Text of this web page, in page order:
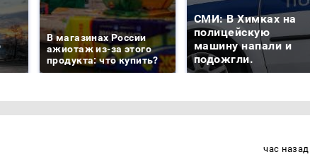
В магазинах России
ажиотаж из-за этого
продукта: что купить?
СМИ: В Химках на
полицейскую
машину напали и
подожгли.
час назад